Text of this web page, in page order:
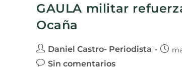
GAULA militar
Ocaña
Daniel Castro- Periodista
Sin comentarios